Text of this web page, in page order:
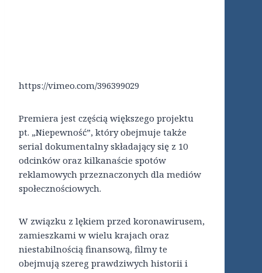
https://vimeo.com/396399029
Premiera jest częścią większego projektu
pt. „Niepewność”, który obejmuje także
serial dokumentalny składający się z 10
odcinków oraz kilkanaście spotów
reklamowych przeznaczonych dla mediów
społecznościowych.
W związku z lękiem przed koronawirusem,
zamieszkami w wielu krajach oraz
niestabilnością finansową, filmy te
obejmują szereg prawdziwych historii i